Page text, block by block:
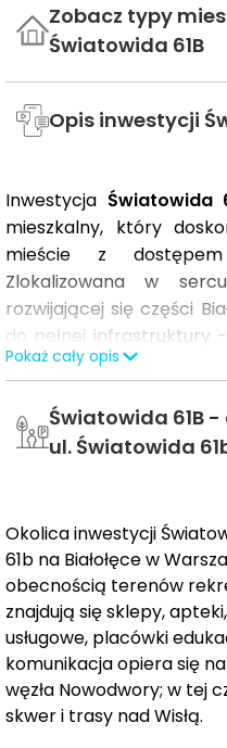
Zobacz typy
Światowida 61B
Opis inwestycji
Inwestycja Światowida
mieszkalny, który
mieście z
Zlokalizowana w
rozwijającej się części
do pełnej infrastruktury
punktów usługowych.
powietrzu.
oraz pętla autobusowa
sprawnie dotrzeć do
kluczowych punktów
wygodnego dojazdu
około 22 minuty
umożliwiających
atuty tej lokalizacji.
Pokaż cały opis
Światowida 61B
ul. Światowida
Okolica inwestycji
61b na Białołęce w
obecnością terenów
znajdują się sklepy,
usługowe, placówki
komunikacja opiera się
węzła Nowodwory; w tej
skwer i trasy nad Wisłą.